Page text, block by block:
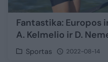
Fantastika:
A. Kelmelio ir D.
Sportas 2022-08-14